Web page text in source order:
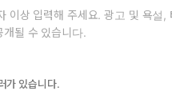
가 있습니다.